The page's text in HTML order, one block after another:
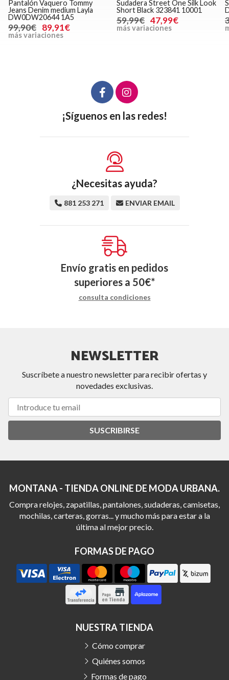
Sudadera Street One Silk Look
Short Black 323841 10001
59,99€ 47,99€
más variaciones
Sudadera Tom Tailor Printed
Denim 38859 036
39,99€ 31,99€
más variaciones
¡Síguenos en las redes!
¿Necesitas ayuda?
881 253 271 ENVIAR EMAIL
Envío gratis en pedidos
superiores a 50€*
consulta condiciones
NEWSLETTER
Suscríbete a nuestro newsletter para recibir ofertas y
novedades exclusivas.
SUSCRIBIRSE
MONTANA - TIENDA ONLINE DE MODA URBANA.
Compra relojes, zapatillas, pantalones, sudaderas, camisetas,
mochilas, carteras, gorras... y mucho más para estar a la
última al mejor precio.
FORMAS DE PAGO
NUESTRA TIENDA
Cómo comprar
Quiénes somos
Formas de pago